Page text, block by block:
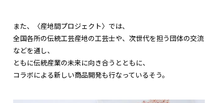
また、〈産地間プロジェクト〉では、
全国各所の伝統工芸産地の工芸士や、次世代を担う団体の交流
などを通し、
ともに伝統産業の未来に向き合うとともに、
コラボによる新しい商品開発も行なっているそう。